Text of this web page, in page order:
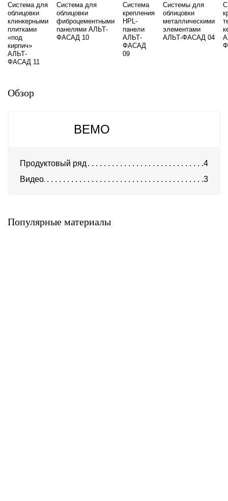
Система для
облицовки
клинкерными
плитками
«под
кирпич»
АЛЬТ-
ФАСАД 11
Система для
облицовки
фиброцементными
панелями АЛЬТ-
ФАСАД 10
Система
крепления
HPL-
панели
АЛЬТ-
ФАСАД
09
Системы для
облицовки
металлическими
элементами
АЛЬТ-ФАСАД 04
Обзор
BEMO
Продуктовый ряд
4
Видео
3
Популярные материалы